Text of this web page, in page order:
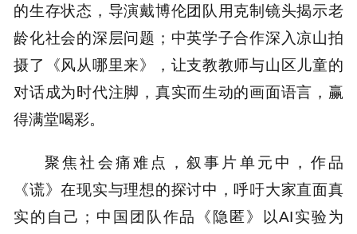
的生存状态，导演戴博伦团队用克制镜头揭示老
龄化社会的深层问题；中英学子合作深入凉山拍
摄了《风从哪里来》，让支教教师与山区儿童的
对话成为时代注脚，真实而生动的画面语言，赢
得满堂喝彩。
聚焦社会痛难点，叙事片单元中，作品
《谎》在现实与理想的探讨中，呼吁大家直面真
实的自己；中国团队作品《隐匿》以AI实验为